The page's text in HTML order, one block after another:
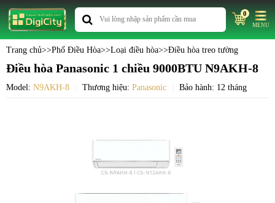
0
MENU
Trang chủ>>Phố Điều Hòa>>Loại điều hòa>>Điều hòa treo tường
Điều hòa Panasonic 1 chiều 9000BTU N9AKH-8
Model: N9AKH-8 Thương hiệu: Panasonic Bảo hành: 12 tháng